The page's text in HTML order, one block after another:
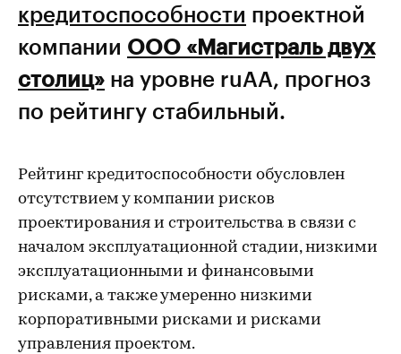
кредитоспособности проектной
компании ООО «Магистраль двух
столиц» на уровне ruAA, прогноз
по рейтингу стабильный.
Рейтинг кредитоспособности обусловлен
отсутствием у компании рисков
проектирования и строительства в связи с
началом эксплуатационной стадии, низкими
эксплуатационными и финансовыми
рисками, а также умеренно низкими
корпоративными рисками и рисками
управления проектом.